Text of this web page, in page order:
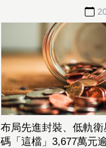
布局先進封裝、低軌
碼「這檔」3,677萬元